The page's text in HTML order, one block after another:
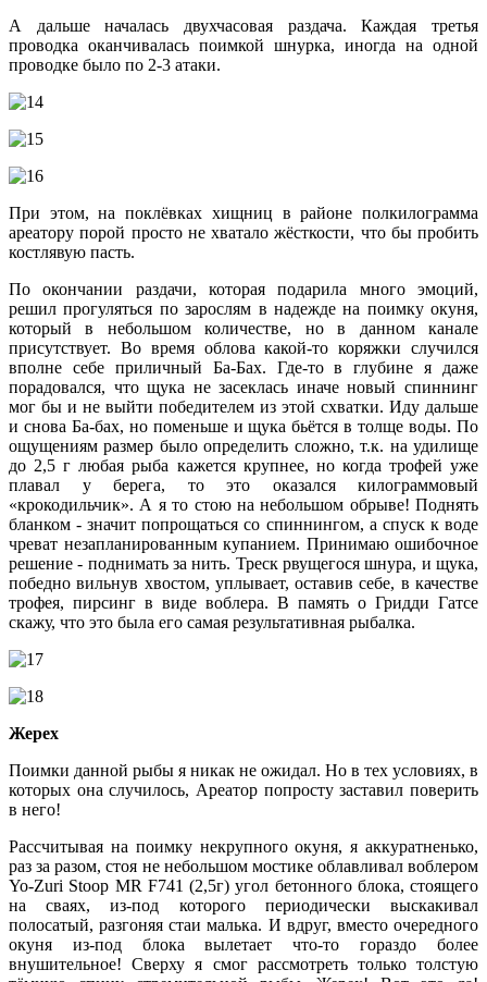
А дальше началась двухчасовая раздача. Каждая третья
проводка оканчивалась поимкой шнурка, иногда на одной
проводке было по 2-3 атаки.
При этом, на поклёвках хищниц в районе полкилограмма
ареатору порой просто не хватало жёсткости, что бы пробить
костлявую пасть.
По окончании раздачи, которая подарила много эмоций,
решил прогуляться по зарослям в надежде на поимку окуня,
который в небольшом количестве, но в данном канале
присутствует. Во время облова какой-то коряжки случился
вполне себе приличный Ба-Бах. Где-то в глубине я даже
порадовался, что щука не засеклась иначе новый спиннинг
мог бы и не выйти победителем из этой схватки. Иду дальше
и снова Ба-бах, но поменьше и щука бьётся в толще воды. По
ощущениям размер было определить сложно, т.к. на удилище
до 2,5 г любая рыба кажется крупнее, но когда трофей уже
плавал у берега, то это оказался килограммовый
«крокодильчик». А я то стою на небольшом обрыве! Поднять
бланком - значит попрощаться со спиннингом, а спуск к воде
чреват незапланированным купанием. Принимаю ошибочное
решение - поднимать за нить. Треск рвущегося шнура, и щука,
победно вильнув хвостом, уплывает, оставив себе, в качестве
трофея, пирсинг в виде воблера. В память о Гридди Гатсе
скажу, что это была его самая результативная рыбалка.
Жерех
Поимки данной рыбы я никак не ожидал. Но в тех условиях, в
которых она случилось, Ареатор попросту заставил поверить
в него!
Рассчитывая на поимку некрупного окуня, я аккуратненько,
раз за разом, стоя не небольшом мостике облавливал воблером
Yo-Zuri Stoop MR F741 (2,5г) угол бетонного блока, стоящего
на сваях, из-под которого периодически выскакивал
полосатый, разгоняя стаи малька. И вдруг, вместо очередного
окуня из-под блока вылетает что-то гораздо более
внушительное! Сверху я смог рассмотреть только толстую